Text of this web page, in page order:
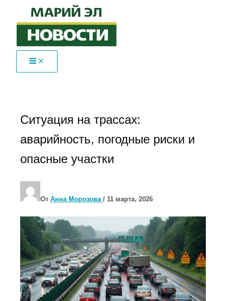
Перейти
содержимому
Ситуация на трассах:
аварийность, погодные риски и
опасные участки
От Анна Морозова / 11 марта, 2026